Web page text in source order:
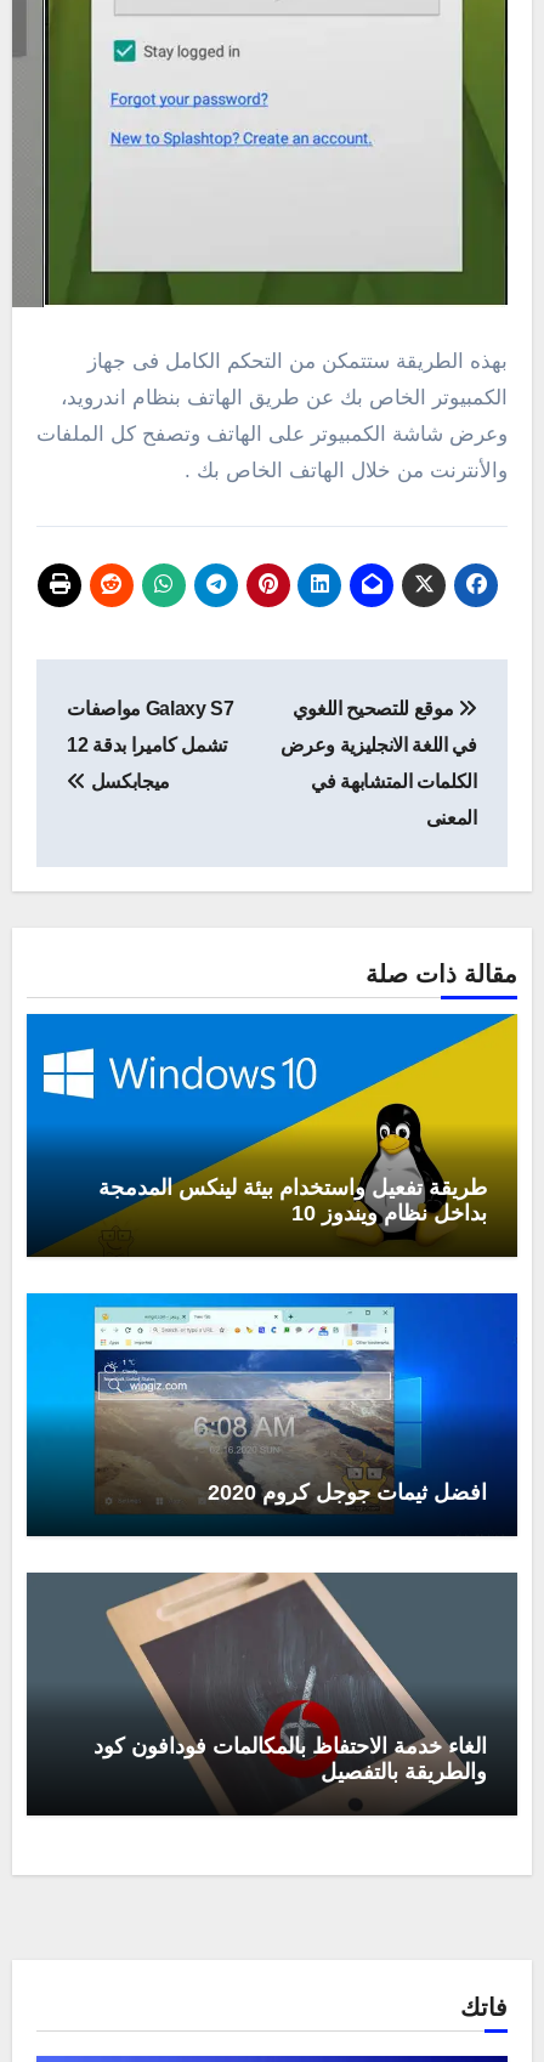
بهذه الطريقة ستتمكن من التحكم الكامل فى جهاز
الكمبيوتر الخاص بك عن طريق الهاتف بنظام اندرويد،
وعرض شاشة الكمبيوتر على الهاتف وتصفح كل الملفات
والأنترنت من خلال الهاتف الخاص بك .
المقالات
موقع للتصحيح اللغوي
في اللغة الانجليزية وعرض
الكلمات المتشابهة في
المعنى
Galaxy S7 مواصفات
تشمل كاميرا بدقة 12
ميجابكسل
مقالة ذات صلة
طريقة تفعيل واستخدام بيئة لينكس المدمجة
بداخل نظام ويندوز 10
افضل ثيمات جوجل كروم 2020
الغاء خدمة الاحتفاظ بالمكالمات فودافون كود
والطريقة بالتفصيل
فاتك